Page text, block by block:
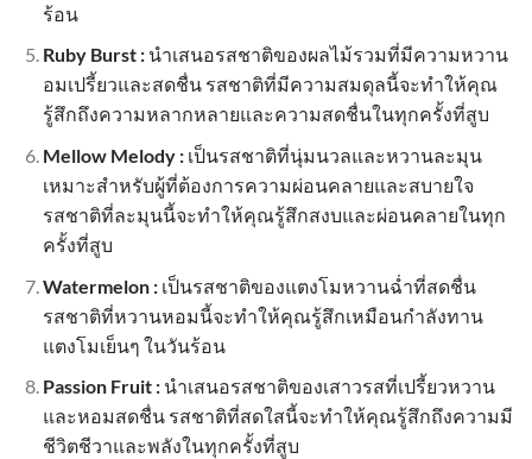
ร้อน
Ruby Burst : นำเสนอรสชาติของผลไม้รวมที่มีความหวาน
อมเปรี้ยวและสดชื่น รสชาติที่มีความสมดุลนี้จะทำให้คุณ
รู้สึกถึงความหลากหลายและความสดชื่นในทุกครั้งที่สูบ
Mellow Melody : เป็นรสชาติที่นุ่มนวลและหวานละมุน
เหมาะสำหรับผู้ที่ต้องการความผ่อนคลายและสบายใจ
รสชาติที่ละมุนนี้จะทำให้คุณรู้สึกสงบและผ่อนคลายในทุก
ครั้งที่สูบ
Watermelon : เป็นรสชาติของแตงโมหวานฉ่ำที่สดชื่น
รสชาติที่หวานหอมนี้จะทำให้คุณรู้สึกเหมือนกำลังทาน
แตงโมเย็นๆ ในวันร้อน
Passion Fruit : นำเสนอรสชาติของเสาวรสที่เปรี้ยวหวาน
และหอมสดชื่น รสชาติที่สดใสนี้จะทำให้คุณรู้สึกถึงความมี
ชีวิตชีวาและพลังในทุกครั้งที่สูบ